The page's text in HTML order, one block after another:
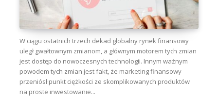
W ciągu ostatnich trzech dekad globalny rynek finansowy
uległ gwałtownym zmianom, a głównym motorem tych zmian
jest dostęp do nowoczesnych technologii. Innym ważnym
powodem tych zmian jest fakt, że marketing finansowy
przeniósł punkt ciężkości ze skomplikowanych produktów
na proste inwestowanie...